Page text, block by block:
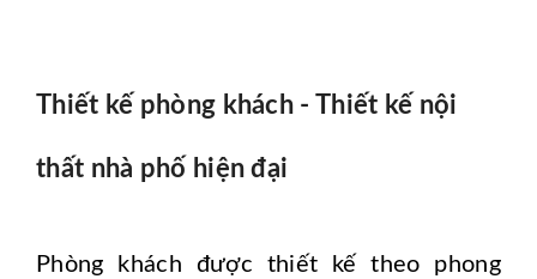
Thiết kế phòng khách - Thiết kế nội
thất nhà phố hiện đại
Phòng khách được thiết kế theo phong